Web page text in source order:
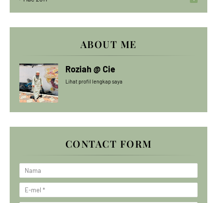
ABOUT ME
Roziah @ Cie
Lihat profil lengkap saya
CONTACT FORM